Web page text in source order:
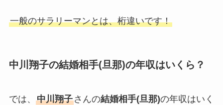
一般のサラリーマンとは、桁違いです！
中川翔子の結婚相手(旦那)の年収はいくら？
では、 中川翔子さんの結婚相手(旦那)の年収はいく